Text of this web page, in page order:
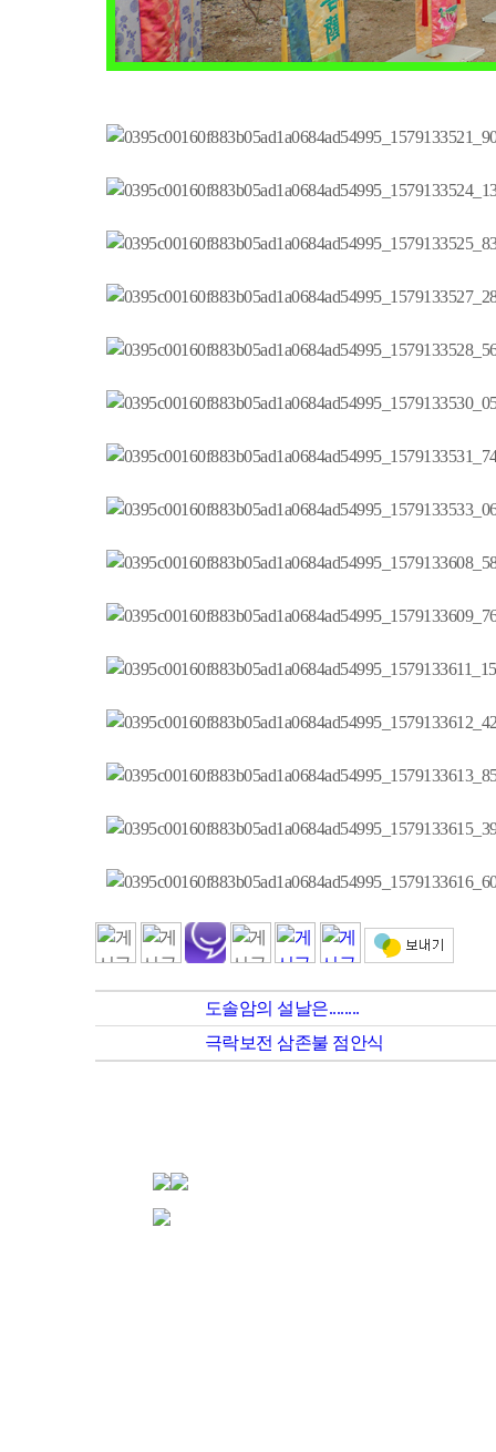
도솔암의 설날은........
극락보전 삼존불 점안식